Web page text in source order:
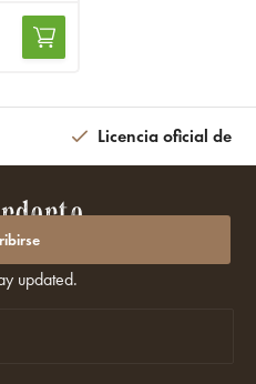
Licencia oficial de
updated.